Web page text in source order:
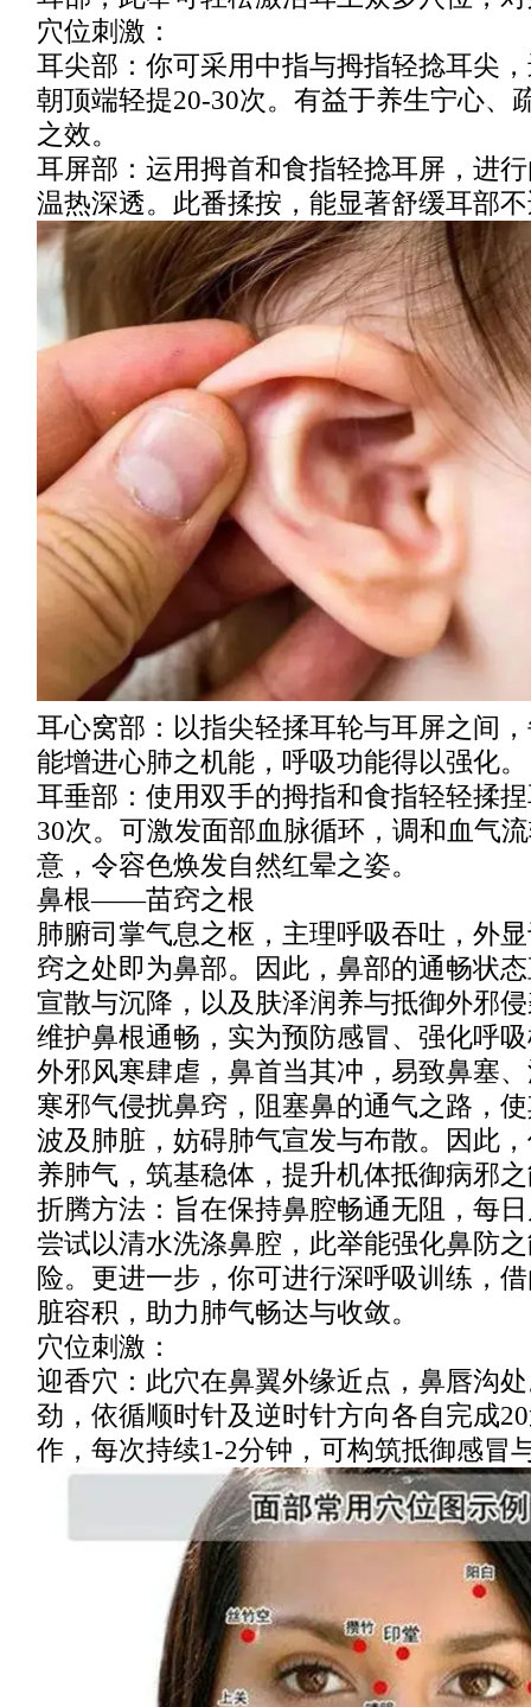
穴位刺激：
耳尖部：你可采用中指与拇指轻捻耳尖
朝顶端轻提20-30次。有益于养生宁心、
之效。
耳屏部：运用拇首和食指轻捻耳屏，进
温热深透。此番揉按，能显著舒缓耳部
耳心窝部：以指尖轻揉耳轮与耳屏之间
能增进心肺之机能，呼吸功能得以强化。
耳垂部：使用双手的拇指和食指轻轻揉
30次。可激发面部血脉循环，调和血气
意，令容色焕发自然红晕之姿。
鼻根——苗窍之根
肺腑司掌气息之枢，主理呼吸吞吐，外
窍之处即为鼻部。因此，鼻部的通畅状
宣散与沉降，以及肤泽润养与抵御外邪
维护鼻根通畅，实为预防感冒、强化呼
外邪风寒肆虐，鼻首当其冲，易致鼻塞
寒邪气侵扰鼻窍，阻塞鼻的通气之路，
波及肺脏，妨碍肺气宣发与布散。因此
养肺气，筑基稳体，提升机体抵御病邪
折腾方法：旨在保持鼻腔畅通无阻，每
尝试以清水洗涤鼻腔，此举能强化鼻防
险。更进一步，你可进行深呼吸训练，
脏容积，助力肺气畅达与收敛。
穴位刺激：
迎香穴：此穴在鼻翼外缘近点，鼻唇沟
劲，依循顺时针及逆时针方向各自完成
作，每次持续1-2分钟，可构筑抵御感冒